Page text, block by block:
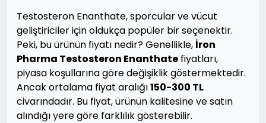
Testosteron Enanthate, sporcular ve vücut
geliştiriciler için oldukça popüler bir seçenektir.
Peki, bu ürünün fiyatı nedir? Genellikle, İron
Pharma Testosteron Enanthate fiyatları,
piyasa koşullarına göre değişiklik göstermektedir.
Ancak ortalama fiyat aralığı150-300 TL
civarındadır. Bu fiyat, ürünün kalitesine ve satın
alındığı yere göre farklılık gösterebilir.